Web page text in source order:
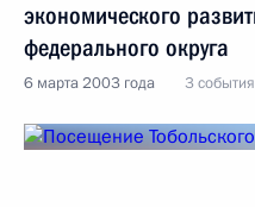
экономического
федерального округа
6 марта 2003 года 3 события